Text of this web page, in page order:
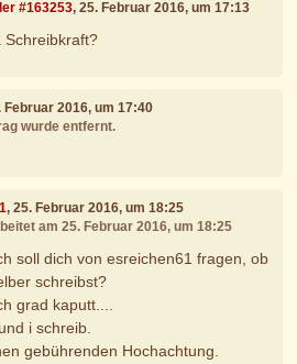
#163253, 25. Februar 2016, um 17:13
Schreibkraft?
Februar 2016, um 17:40
wurde entfernt.
, 25. Februar 2016, um 18:25
am 25. Februar 2016, um 18:25
soll dich von esreichen61 fragen, ob
schreibst?
grad kaputt....
i schreib.
gebührenden Hochachtung.